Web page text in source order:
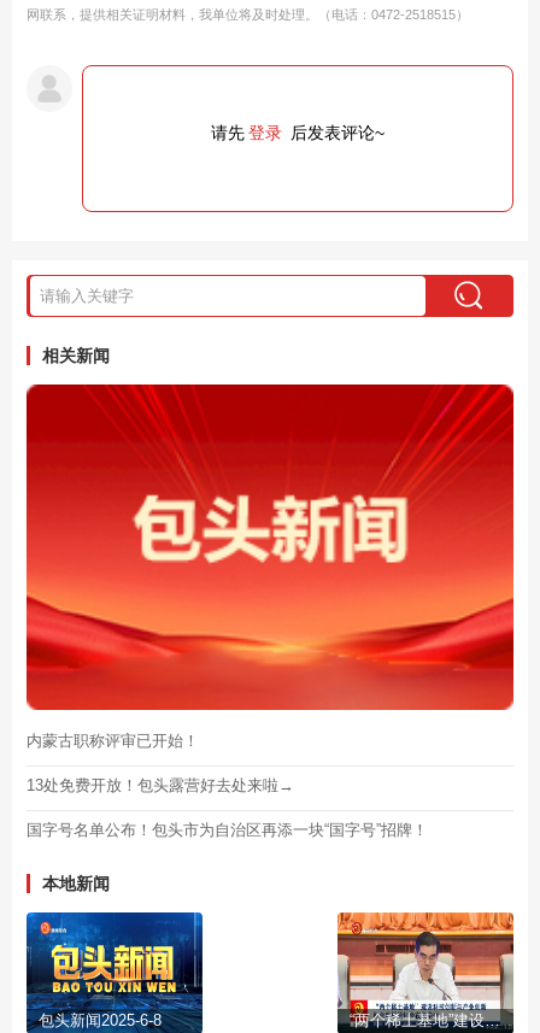
网联系，提供相关证明材料，我单位将及时处理。（电话：0472-2518515）
请先登录 后发表评论~
相关新闻
内蒙古职称评审已开始！
13处免费开放！包头露营好去处来啦→
国字号名单公布！包头市为自治区再添一块“国字号”招牌！
本地新闻
包头新闻2025-6-8 “两个稀土基地”建设科技创新与产业创新融合发展研讨会在包举行